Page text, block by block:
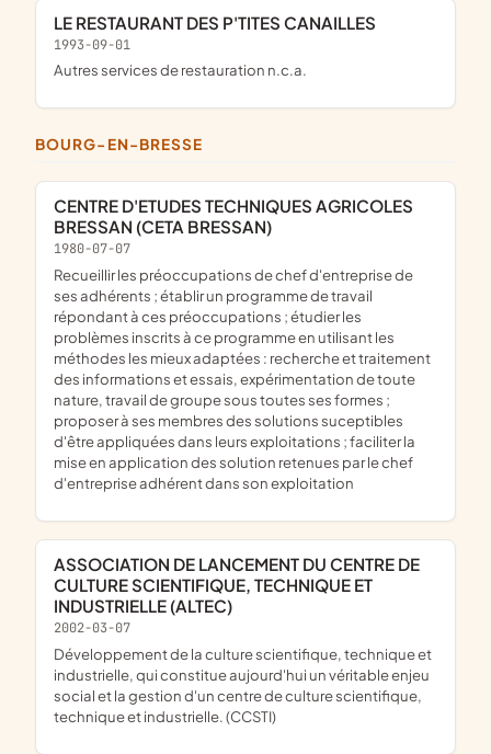
LE RESTAURANT DES P'TITES CANAILLES
1993-09-01
Autres services de restauration n.c.a.
BOURG-EN-BRESSE
CENTRE D'ETUDES TECHNIQUES AGRICOLES
BRESSAN (CETA BRESSAN)
1980-07-07
recueillir les préoccupations de chef d'entreprise de
ses adhérents ; établir un programme de travail
répondant à ces préoccupations ; étudier les
problèmes inscrits à ce programme en utilisant les
méthodes les mieux adaptées : recherche et traitement
des informations et essais, expérimentation de toute
nature, travail de groupe sous toutes ses formes ;
proposer à ses membres des solutions suceptibles
d'être appliquées dans leurs exploitations ; faciliter la
mise en application des solution retenues par le chef
d'entreprise adhérent dans son exploitation
ASSOCIATION DE LANCEMENT DU CENTRE DE
CULTURE SCIENTIFIQUE, TECHNIQUE ET
INDUSTRIELLE (ALTEC)
2002-03-07
développement de la culture scientifique, technique et
industrielle, qui constitue aujourd'hui un véritable enjeu
social et la gestion d'un centre de culture scientifique,
technique et industrielle. (CCSTI)